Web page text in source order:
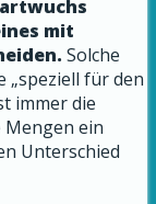
mit
Solche
„speziell für den
immer die
Mengen ein
Unterschied